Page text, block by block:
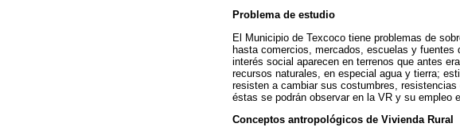
Problema de estudio
El Municipio de Texcoco tiene problemas de
hasta comercios, mercados, escuelas y fuentes
interés social aparecen en terrenos que antes
recursos naturales, en especial agua y tierra;
resisten a cambiar sus costumbres,
éstas se podrán observar en la VR y su empleo
Conceptos antropológicos de Vivienda Rural